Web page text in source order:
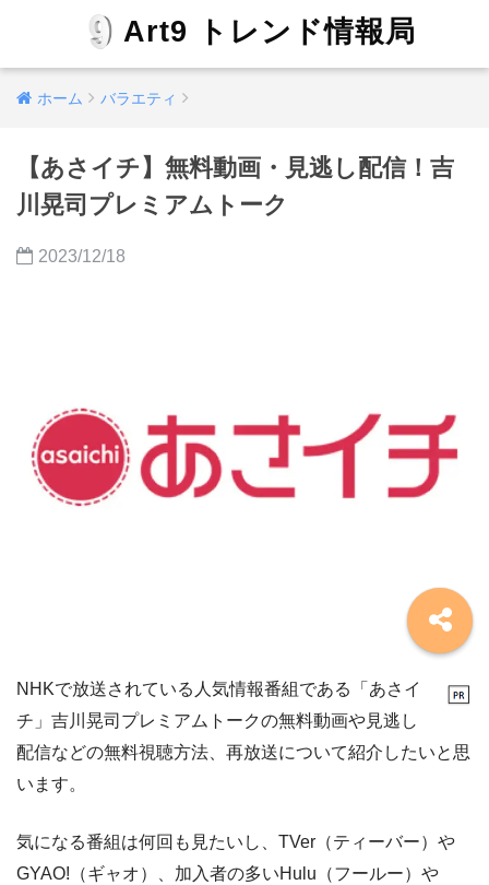
Art9 トレンド情報局
ホーム バラエティ
【あさイチ】無料動画・見逃し配信！吉
川晃司プレミアムトーク
2023/12/18
NHKで放送されている人気情報番組である「あさイ
チ」吉川晃司プレミアムトークの無料動画や見逃し
配信などの無料視聴方法、再放送について紹介したいと思
います。
気になる番組は何回も見たいし、TVer（ティーバー）や
GYAO!（ギャオ）、加入者の多いHulu（フールー）や